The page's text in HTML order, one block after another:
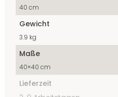
40 cm
Gewicht
3.9 kg
Maße
40×40 cm
Lieferzeit